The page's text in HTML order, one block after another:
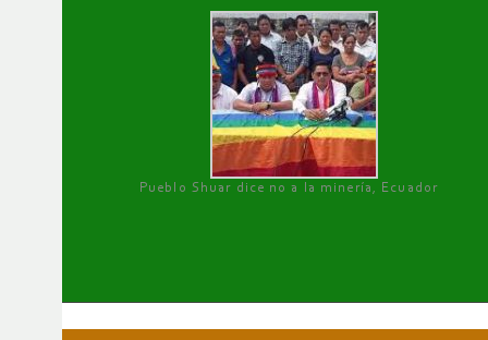
Pueblo Shuar dice no a la minería, Ecuador